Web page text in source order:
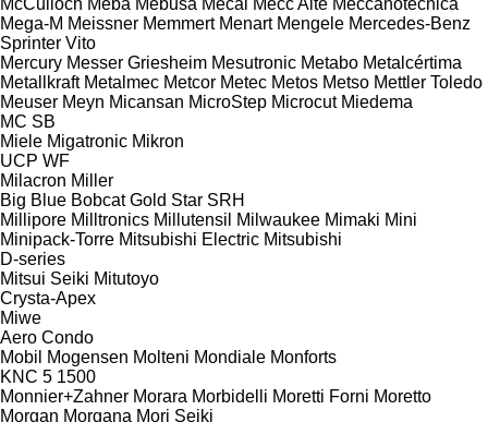
Mega-M Meissner Memmert Menart Mengele Mercedes-Benz
Sprinter Vito
Mercury Messer Griesheim Mesutronic Metabo Metalcértima
Metallkraft Metalmec Metcor Metec Metos Metso Mettler Toledo
Meuser Meyn Micansan MicroStep Microcut Miedema
MC SB
Miele Migatronic Mikron
UCP WF
Milacron Miller
Big Blue Bobcat Gold Star SRH
Millipore Milltronics Millutensil Milwaukee Mimaki Mini
Minipack-Torre Mitsubishi Electric Mitsubishi
D-series
Mitsui Seiki Mitutoyo
Crysta-Apex
Miwe
Aero Condo
Mobil
Mogensen Molteni Mondiale Monforts
KNC 5 1500
Monnier+Zahner Morara Morbidelli Moretti Forni Moretto
Morgan Morgana Mori Seiki